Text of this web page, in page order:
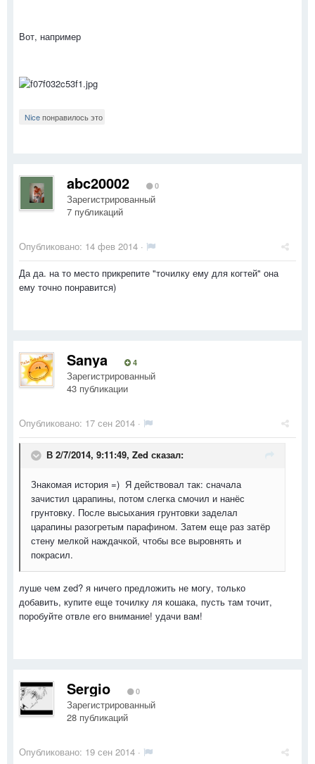
Вот, например
Niceпонравилось это
abc20002 0
Зарегистрированный
7 публикаций
Опубликовано: 14 фев 2014 ·
Да да. на то место прикрепите "точилку ему для когтей" она
ему точно понравится)
Sanya 4
Зарегистрированный
43 публикации
Опубликовано: 17 сен 2014 ·
В 2/7/2014, 9:11:49, Zed сказал:
Знакомая история =) Я действовал так: сначала
зачистил царапины, потом слегка смочил и нанёс
грунтовку. После высыхания грунтовки заделал
царапины разогретым парафином. Затем еще раз затёр
стену мелкой наждачкой, чтобы все выровнять и
покрасил.
луше чем zed? я ничего предложить не могу, только
добавить, купите еще точилку ля кошака, пусть там точит,
поробуйте отвле его внимание! удачи вам!
Sergio 0
Зарегистрированный
28 публикаций
Опубликовано: 19 сен 2014 ·